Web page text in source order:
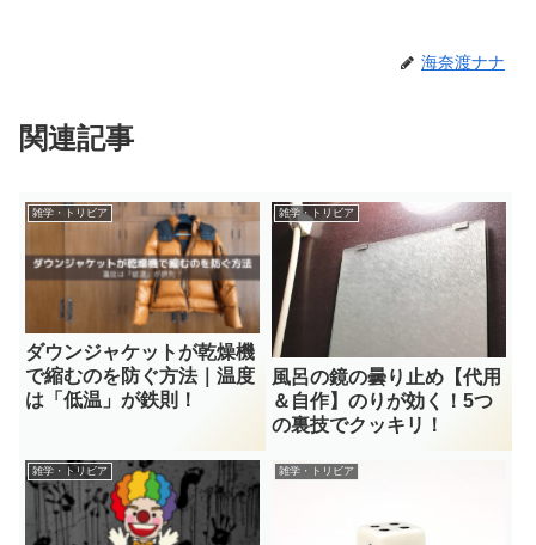
海奈渡ナナ
関連記事
雑学・トリビア
ダウンジャケットが乾燥機
で縮むのを防ぐ方法｜温度
は「低温」が鉄則！
雑学・トリビア
風呂の鏡の曇り止め【代用
＆自作】のりが効く！5つ
の裏技でクッキリ！
雑学・トリビア 雑学・トリビア